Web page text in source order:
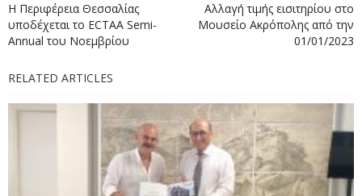
Η Περιφέρεια Θεσσαλίας
υποδέχεται το ECTAA Semi-
Annual του Νοεμβρίου
Αλλαγή τιμής εισιτηρίου στο
Μουσείο Ακρόπολης από την
01/01/2023
RELATED ARTICLES